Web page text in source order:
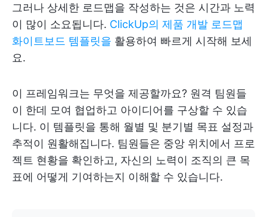
그러나 상세한 로드맵을 작성하는 것은 시간과 노력
이 많이 소요됩니다. ClickUp의 제품 개발 로드맵
화이트보드 템플릿을 활용하여 빠르게 시작해 보세
요.
이 프레임워크는 무엇을 제공할까요? 원격 팀원들
이 한데 모여 협업하고 아이디어를 구상할 수 있습
니다. 이 템플릿을 통해 월별 및 분기별 목표 설정과
추적이 원활해집니다. 팀원들은 중앙 위치에서 프로
젝트 현황을 확인하고, 자신의 노력이 조직의 큰 목
표에 어떻게 기여하는지 이해할 수 있습니다.